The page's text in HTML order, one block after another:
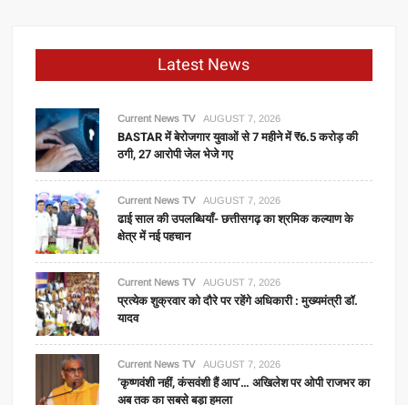
Latest News
Current News TV AUGUST 7, 2026
BASTAR में बेरोजगार युवाओं से 7 महीने में ₹6.5 करोड़ की
ठगी, 27 आरोपी जेल भेजे गए
Current News TV AUGUST 7, 2026
ढाई साल की उपलब्धियाँ- छत्तीसगढ़ का श्रमिक कल्याण के
क्षेत्र में नई पहचान
Current News TV AUGUST 7, 2026
प्रत्येक शुक्रवार को दौरे पर रहेंगे अधिकारी : मुख्यमंत्री डॉ.
यादव
Current News TV AUGUST 7, 2026
‘कृष्णवंशी नहीं, कंसवंशी हैं आप’… अखिलेश पर ओपी राजभर का
अब तक का सबसे बड़ा हमला